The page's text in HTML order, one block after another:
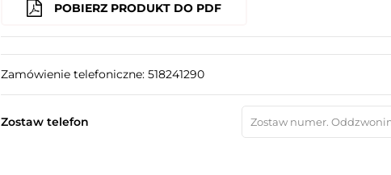
POBIERZ PRODUKT DO PDF
Zamówienie telefoniczne: 518241290
Zostaw telefon